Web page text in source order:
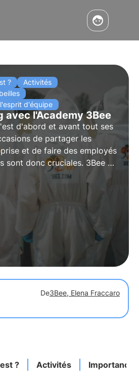
?
Activités
d'équipe
avec l'Academy 3Bee
d'abord et avant tout ses
de partager les
et de faire des employés
sont donc cruciales. 3Bee a
créer une synergie entre
durable et
De3Bee, Elena Fraccaro
? Activités Importance